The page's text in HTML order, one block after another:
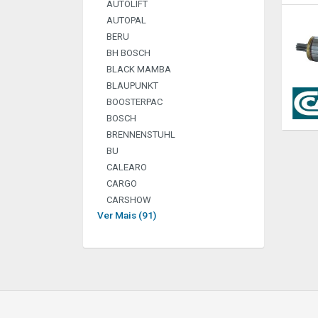
AUTOLIFT
AUTOPAL
BERU
BH BOSCH
BLACK MAMBA
BLAUPUNKT
BOOSTERPAC
BOSCH
BRENNENSTUHL
BU
CALEARO
CARGO
CARSHOW
Ver Mais (91)